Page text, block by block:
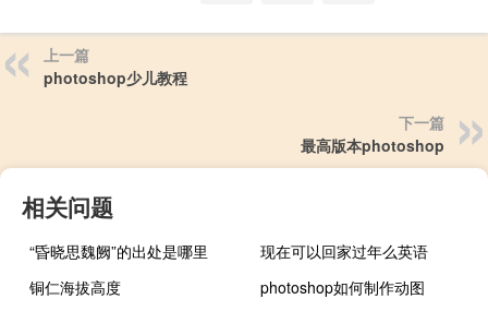
上一篇
photoshop少儿教程
下一篇
最高版本photoshop
相关问题
“昏晓思魏阙”的出处是哪里
现在可以回家过年么英语
铜仁海拔高度
photoshop如何制作动图